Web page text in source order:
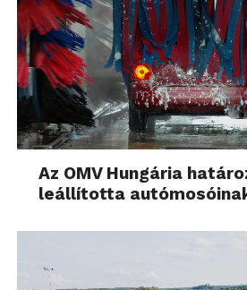
Az OMV Hungária
leállította